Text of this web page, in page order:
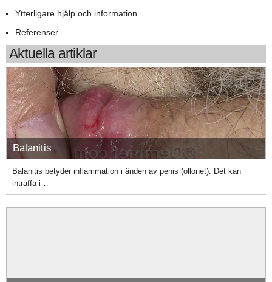
Ytterligare hjälp och information
Referenser
Aktuella artiklar
Balanitis
Balanitis betyder inflammation i änden av penis (ollonet). Det kan
inträffa i…